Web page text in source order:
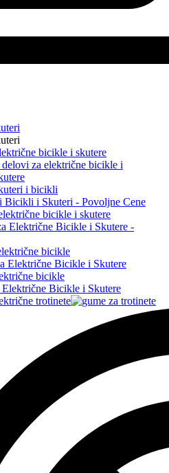
bicikle i skutere
i bicikli
bicikle i skutere
bicikle
bicikle
trotinete